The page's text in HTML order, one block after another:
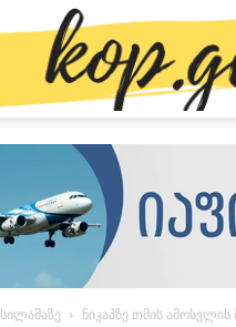
სილამაზე ნიკაპზე თმის